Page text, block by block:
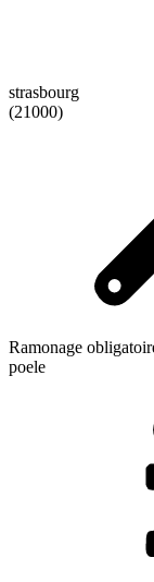
strasbourg
(21000)
Ramonage
poele